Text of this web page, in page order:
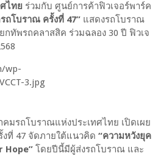
ไทย ร่วมกับ ศูนย์การค้าฟิวเจอร์พาร์ค
ถโบราณ ครั้งที่ 47”แสดงรถโบราณ
ทัพรถคลาสสิค ร่วมฉลอง 30 ปี ฟิวเจ
มรถโบราณแห่งประเทศไทย เปิดเผย
ที่ 47 จัดภายใต้แนวคิด “ความหวังยุค
Hope”โดยปีนี้มีผู้ส่งรถโบราณ และ